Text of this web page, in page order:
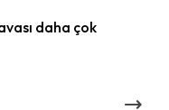
daha çok